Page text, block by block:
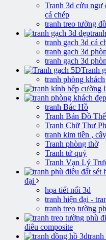
Tranh 3d cửu ngư
cá chép
tranh treo tường
tranh gạch 3d cá
tranh gạch 3d
tranh gạch 3d
Tranh
tranh phòng khách
tranh Bác Hồ
Tranh Bản Đồ
Tranh Chữ Thư
tranh kim tiền ,
Tranh phòng thờ
Tranh tứ quý
Tranh Vạn Lý
đại
họa tiết nổi 3d
tranh hiện đại -
tranh treo tường
điêu composite
tranh